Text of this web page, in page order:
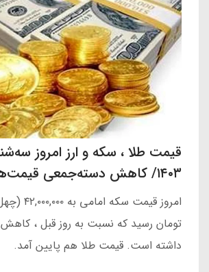
۱۴۰۳/ کاهش دسته‌جمعی قیمت‌ها
امروز
داشته است. قیمت طلا هم پایین آمد.